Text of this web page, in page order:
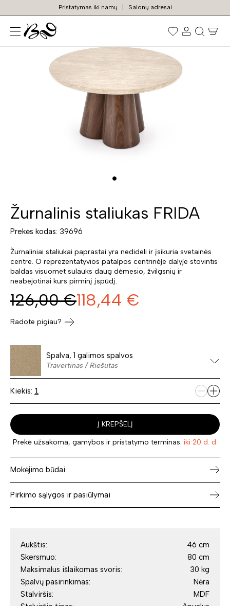
Pristatymas iki namų Salonų adresai
Prekių
paieška
N
Žurnalinis staliukas FRIDA
Prekės kodas: 39696
Žurnaliniai staliukai paprastai yra nedideli ir įsikuria svetainės
centre. O reprezentatyvios patalpos centrinėje dalyje stovintis
baldas visuomet sulauks daug dėmesio, žvilgsnių ir
neabejotinai kurs pirminį įspūdį.
126,00 €118,44 €
Radote pigiau?
Spalva, 1 galimos spalvos
Travertinas / Riešutas
Kiekis:
Į KREPŠELĮ
Prekė užsakoma, gamybos ir pristatymo terminas: iki 20 d. d.
Mokėjimo būdai
Pirkimo sąlygos ir pasiūlymai
Aukštis:
46 cm
Skersmuo:
80 cm
Maksimalus išlaikomas svoris:
30 kg
Spalvų pasirinkimas:
Nėra
Stalviršis:
MDF